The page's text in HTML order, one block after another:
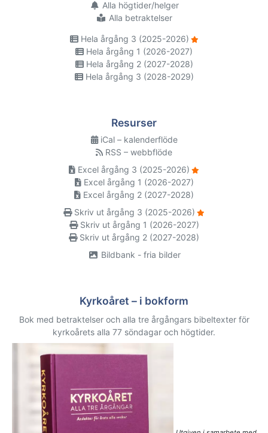
Alla högtider/helger
Alla betraktelser
Hela årgång 3 (2025-2026)
Hela årgång 1 (2026-2027)
Hela årgång 2 (2027-2028)
Hela årgång 3 (2028-2029)
Resurser
iCal – kalenderflöde
RSS – webbflöde
Excel årgång 3 (2025-2026)
Excel årgång 1 (2026-2027)
Excel årgång 2 (2027-2028)
Skriv ut årgång 3 (2025-2026)
Skriv ut årgång 1 (2026-2027)
Skriv ut årgång 2 (2027-2028)
Bildbank - fria bilder
Kyrkoåret – i bokform
Bok med betraktelser och alla tre årgångars bibeltexter för
kyrkoårets alla 77 söndagar och högtider.